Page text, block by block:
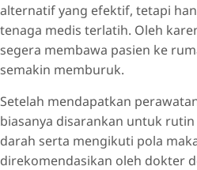
alternatif yang efektif, tetapi
tenaga medis terlatih. Oleh
segera membawa pasien ke
semakin memburuk.
Setelah mendapatkan
biasanya disarankan untuk
darah serta mengikuti pola
direkomendasikan oleh dokter